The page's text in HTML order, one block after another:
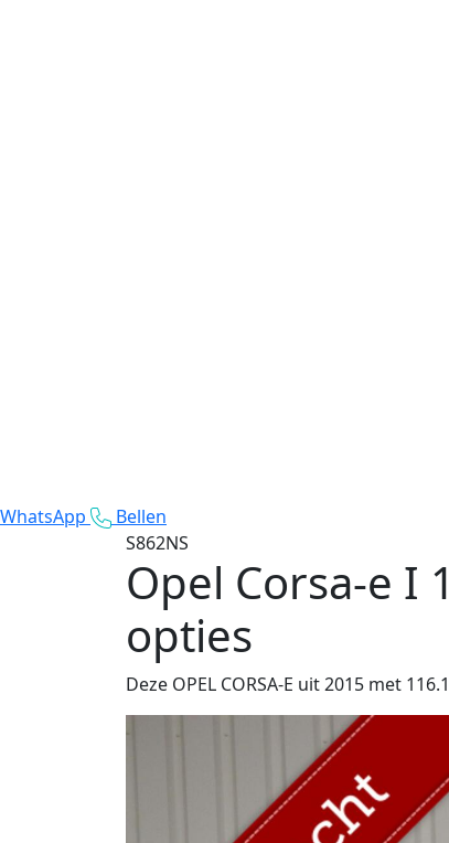
WhatsApp
Bellen
S862NS
Opel Corsa-e I
opties
Deze OPEL CORSA-E uit 2015 met